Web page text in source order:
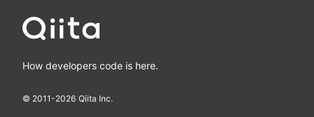
How developers code is here.
© 2011-2026 Qiita Inc.